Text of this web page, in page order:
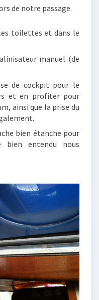
de notre passage.
toilettes et dans le
manuel (de
de cockpit pour le
et en profiter pour
ainsi que la prise du
bien étanche pour
bien entendu nous